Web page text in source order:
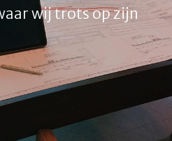
wij trots op zijn